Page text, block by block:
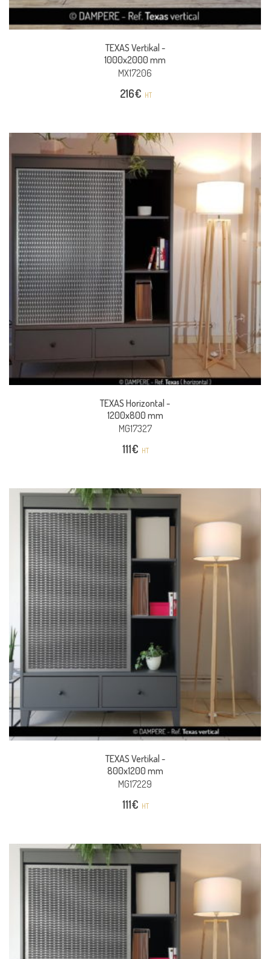
TEXAS Vertikal -
1000x2000 mm
MX17206
216€ HT
TEXAS Horizontal -
1200x800 mm
MG17327
111€ HT
TEXAS Vertikal -
800x1200 mm
MG17229
111€ HT